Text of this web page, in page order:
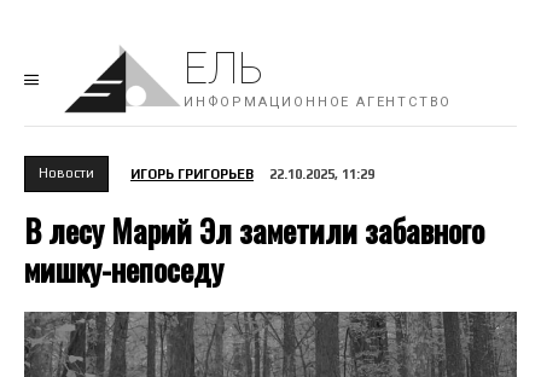
ЕЛЬ
ИНФОРМАЦИОННОЕ АГЕНТСТВО
Новости ИГОРЬ ГРИГОРЬЕВ 22.10.2025, 11:29
В лесу Марий Эл заметили забавного
мишку-непоседу